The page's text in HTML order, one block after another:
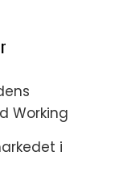
Working
i